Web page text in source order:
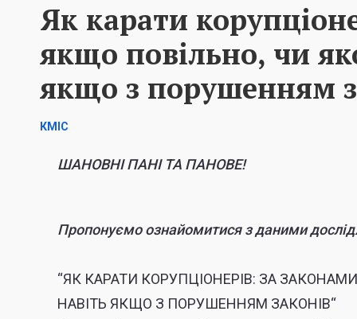
Як карати
якщо повільно, чи
якщо з порушенням
КМІС
ШАНОВНІ ПАНІ ТА ПАНОВЕ!
Пропонуємо ознайомитися з даними
“ЯК КАРАТИ КОРУПЦІОНЕРІВ: ЗА
НАВІТЬ ЯКЩО З ПОРУШЕННЯМ ЗАКОНІВ“